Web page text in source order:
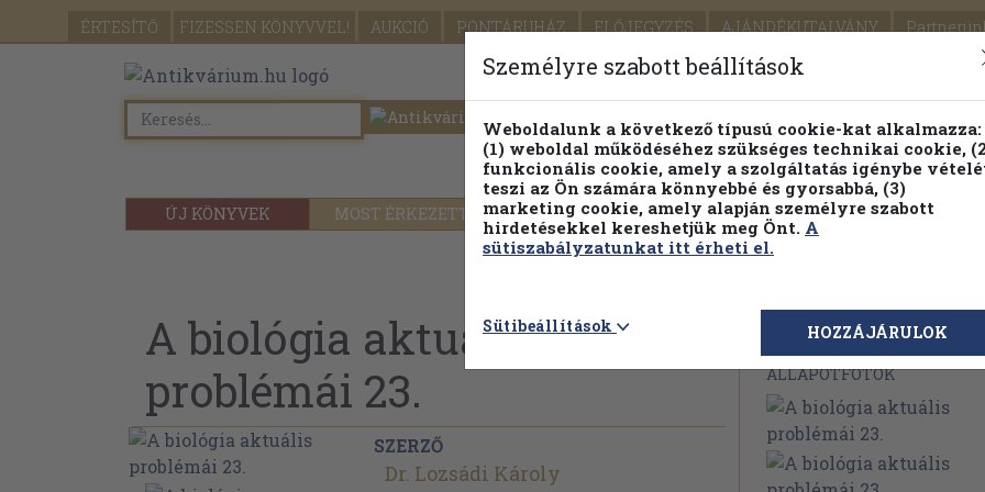
ÉRTESÍTŐ FIZESSEN KÖNYVVEL! AUKCIÓ PONTÁRUHÁZ ELŐJEGYZÉS AJÁNDÉKUTALVÁNY
SEGÍTSÉG
ÚJ KÖNYVEK MOST ÉRKEZETT PILLANATNYI ÁRAINK FENNTARTHATÓ
Részletes kereső Témaköri fa
A biológia aktuális
problémái 23.
SZERZŐ
Dr. Lozsádi Károly
Megvásárolható
ÁLLAPOTFOTÓK
Személyre szabott beállítások
Weboldalunk a következő típusú cookie-kat alkalmazza:
(1) weboldal működéséhez szükséges technikai cookie,
funkcionális cookie, amely a szolgáltatás igénybe
teszi az Ön számára könnyebbé és gyorsabbá, (3)
marketing cookie, amely alapján személyre szabott
hirdetésekkel kereshetjük meg Önt. A
sütiszabályzatunkat itt érheti el.
Sütibeállítások HOZZÁJÁRULOK